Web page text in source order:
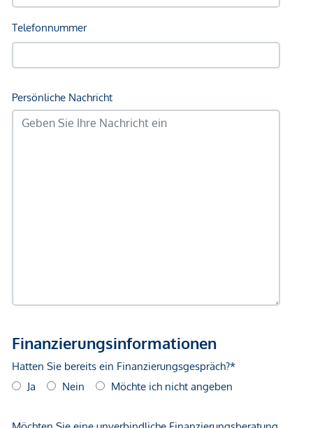
Immobilienunternehmen angeboten. Allfällige aus dem
Vertragsabschluss resultierende Rechte sind ausschließlich
gegenüber dem anbietenden Immobilienunternehmen
unverbindliche Vorabinformationen sind und daher ohne
Gewähr erfolgen. Der Vermittler ist als Doppelmakler tätig.